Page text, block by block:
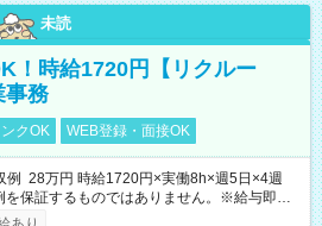
未読
！時給1720円【リクルー
事務
クOK WEB登録・面接OK
28万円 時給1720円×実働8h×週5日×4週
保証するものではありません。※給与即受
（利用条件有）